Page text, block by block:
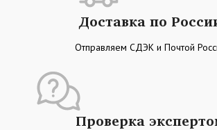
Доставка по
Отправляем СДЭК и Почтой
Проверка